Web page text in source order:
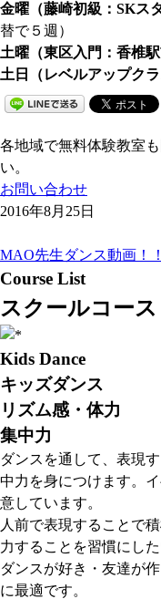
金曜（藤崎初級：SKス
替で５週）
土曜（東区入門：香椎駅
土日（レベルアップクラ
各地域で無料体験教室
い。
お問い合わせ
2016年8月25日
MAO先生ダンス動画！！
Course List
スクールコース
Kids Dance
キッズダンス
リズム感・体力
集中力
ダンスを通して、表現
中力を身につけます。
意しています。
人前で表現することで
力することを習慣にし
ダンスが好き・友達が
に最適です。